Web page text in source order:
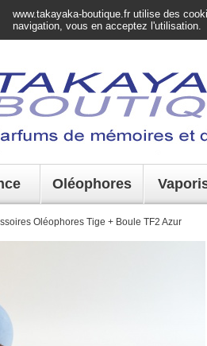
www.takayaka-boutique.fr utilise des
navigation, vous en acceptez l'utilisation.
Oléophores
Oléophores Tige + Boule TF2 Azur